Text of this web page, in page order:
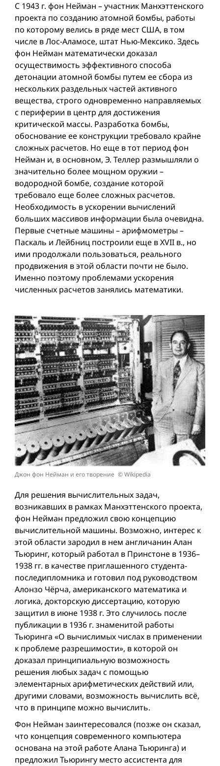
С 1943 г. фон Нейман – участник Манхэттенского
проекта по созданию атомной бомбы, работы
по которому велись в ряде мест США, в том
числе в Лос-Аламосе, штат Нью-Мексико. Здесь
фон Нейман математически доказал
осуществимость эффективного способа
детонации атомной бомбы путем ее сбора из
нескольких раздельных частей активного
вещества, строго одновременно направляемых
с периферии в центр для достижения
критической массы. Разработка бомбы,
обоснование ее конструкции требовало крайне
сложных расчетов. Но еще в тот период фон
Нейман и, в основном, Э. Теллер размышляли о
значительно более мощном оружии –
водородной бомбе, создание которой
требовало еще более сложных расчетов.
Необходимость в ускорении вычислений
больших массивов информации была очевидна.
Первые счетные машины – арифмометры –
Паскаль и Лейбниц построили еще в XVII в., но
ими продолжали пользоваться, реального
продвижения в этой области почти не было.
Именно поэтому проблемами ускорения
численных расчетов занялись математики.
Джон фон Нейман и его творение © Wikipedia
Для решения вычислительных задач,
возникавших в рамках Манхэттенского проекта,
фон Нейман предложил свою концепцию
вычислительной машины. Возможно, интерес к
этой области зародил в нем англичанин Алан
Тьюринг, который работал в Принстоне в 1936–
1938 гг. в качестве приглашенного студента-
последипломника и готовил под руководством
Алонзо Чёрча, американского математика и
логика, докторскую диссертацию, которую
защитил в июне 1938 г. Это случилось после
публикации в 1936 г. знаменитой работы
Тьюринга «О вычислимых числах в применении
к проблеме разрешимости», в которой он
доказал принципиальную возможность
решения любых задач с помощью
элементарных арифметических действий или,
другими словами, возможность вычислить всё,
что в принципе можно вычислить.
Фон Нейман заинтересовался (позже он сказал,
что концепция современного компьютера
основана на этой работе Алана Тьюринга) и
предложил Тьюрингу место ассистента для